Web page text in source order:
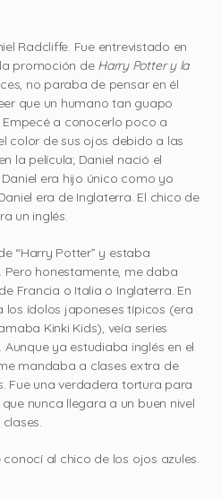
Radcliffe. Fue entrevistado en
promoción de Harry Potter y la
no paraba de pensar en él
que un humano tan guapo
a conocerlo poco a
color de sus ojos debido a las
la película; Daniel nació el
era hijo único como yo
era de Inglaterra. El chico de
un inglés.
“Harry Potter” y estaba
honestamente, me daba
Francia o Italia o Inglaterra. En
los ídolos japoneses típicos (era
Kinki Kids), veía series
ya estudiaba inglés en el
mandaba a clases extra de
Fue una verdadera tortura para
nunca llegara a un buen nivel
al chico de los ojos azules.